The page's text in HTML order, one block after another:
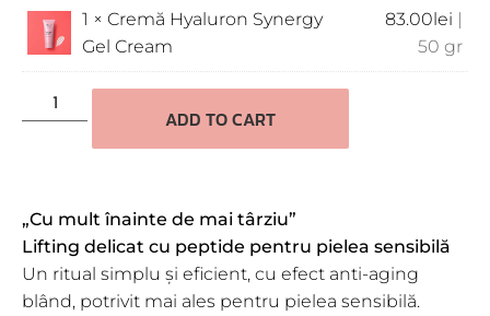
1 × Cremă Hyaluron Synergy
Gel Cream
83.00lei |
50 gr
ADD TO CART
„Cu mult înainte de mai târziu”
Lifting delicat cu peptide pentru pielea sensibilă
Un ritual simplu și eficient, cu efect anti-aging
blând, potrivit mai ales pentru pielea sensibilă.